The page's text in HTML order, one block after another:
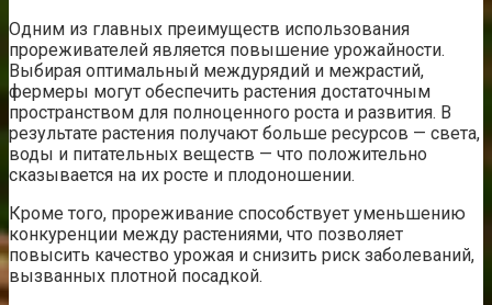
Одним из главных преимуществ использования
прореживателей является повышение урожайности.
Выбирая оптимальный междурядий и межрастий,
фермеры могут обеспечить растения достаточным
пространством для полноценного роста и развития. В
результате растения получают больше ресурсов — света,
воды и питательных веществ — что положительно
сказывается на их росте и плодоношении.
Кроме того, прореживание способствует уменьшению
конкуренции между растениями, что позволяет
повысить качество урожая и снизить риск заболеваний,
вызванных плотной посадкой.